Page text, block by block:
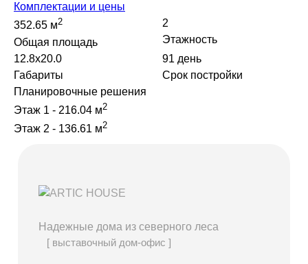
А-фреймы
Барнхаусы
Двухэтажные дома
Одноэтажные дома
Дачные дома
Построенные объекты
Отзывы о компании
Комплектации и цены
352.65 м2
Общая площадь
2
Этажность
12.8х20.0
Габариты
91 день
Срок постройки
Планировочные решения
Этаж 1 - 216.04 м2
Этаж 2 - 136.61 м2
Надежные дома из северного леса
[ выставочный дом-офис ]